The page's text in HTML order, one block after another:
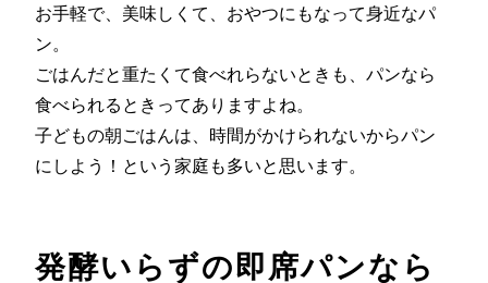
お手軽で、美味しくて、おやつにもなって身近なパ
ン。
ごはんだと重たくて食べれらないときも、パンなら
食べられるときってありますよね。
子どもの朝ごはんは、時間がかけられないからパン
にしよう！という家庭も多いと思います。
発酵いらずの即席パンなら